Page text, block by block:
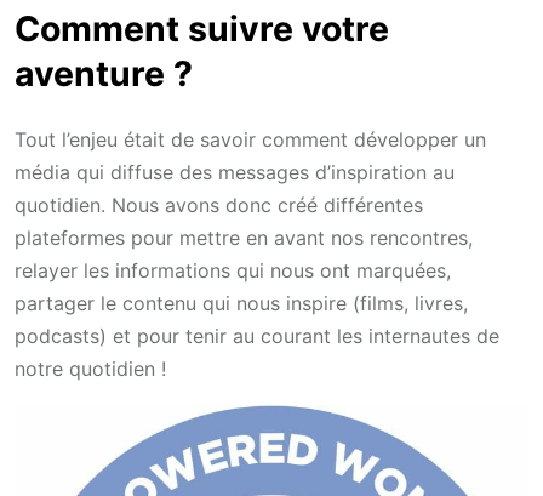
Comment suivre votre
aventure ?
Tout l’enjeu était de savoir comment développer un
média qui diffuse des messages d’inspiration au
quotidien. Nous avons donc créé différentes
plateformes pour mettre en avant nos rencontres,
relayer les informations qui nous ont marquées,
partager le contenu qui nous inspire (films, livres,
podcasts) et pour tenir au courant les internautes de
notre quotidien !